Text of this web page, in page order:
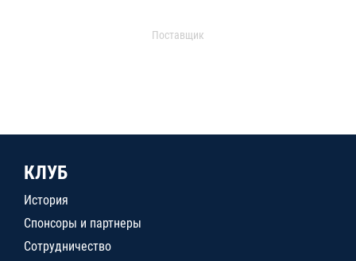
Поставщик
КЛУБ
История
Спонсоры и партнеры
Сотрудничество